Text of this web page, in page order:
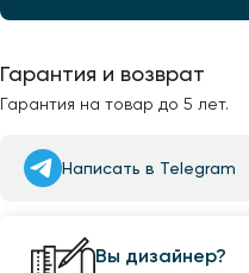
Гарантия и возврат
Гарантия на товар до 5 лет.
Написать в Telegram
Вы дизайнер?